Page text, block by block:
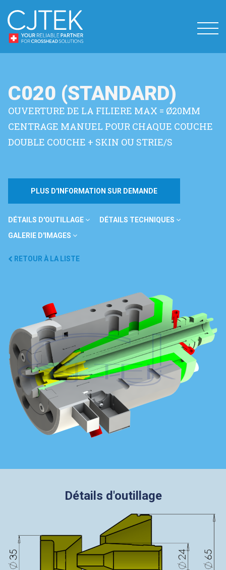
C020 (STANDARD)
OUVERTURE DE LA FILIERE MAX = Ø20MM
CENTRAGE MANUEL POUR CHAQUE COUCHE
DOUBLE COUCHE + SKIN OU STRIE/S
PLUS D'INFORMATION SUR DEMANDE
DÉTAILS D'OUTILLAGE
DÉTAILS TECHNIQUES
GALERIE D'IMAGES
RETOUR À LA LISTE
Détails d'outillage